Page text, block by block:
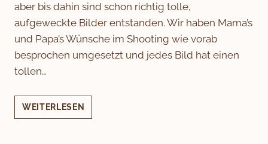
aber bis dahin sind schon richtig tolle,
aufgeweckte Bilder entstanden. Wir haben Mama’s
und Papa’s Wünsche im Shooting wie vorab
besprochen umgesetzt und jedes Bild hat einen
tollen…
WEITERLESEN
NEUGIERIGE